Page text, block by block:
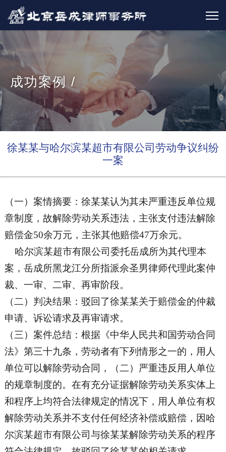
成功案例 /
徐某某与哈尔滨某超市有限公司劳动争议纠纷
一案
（一）案情摘要：徐某某认为其未严重违反单位规
章制度，故解除劳动关系违法，主张支付违法解除
赔偿金50余万元，主张其他赔偿47万余元。
哈尔滨某超市有限公司委托岳成所为其代理本
案，岳成所黑龙江分所指派佘圣男律师代理此案仲
裁、一审、二审、再审阶段。
（二）判决结果：驳回了徐某某关于赔偿金的仲裁
申请、诉讼请求及再审请求。
（三）案件总结：根据《中华人民共和国劳动合同
法》第三十九条，劳动者有下列情形之一的，用人
单位可以解除劳动合同，（二）严重违反用人单位
的规章制度的。在有充分证据解除劳动关系实体上
和程序上均符合法律规定的情况下，用人单位有权
解除劳动关系并不支付任何经济补偿或赔偿，因哈
尔滨某超市有限公司与徐某某解除劳动关系的程序